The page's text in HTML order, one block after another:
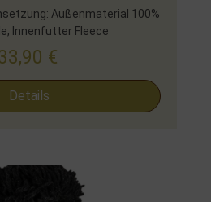
Außenmaterial 100%
Innenfutter Fleece
€
Details